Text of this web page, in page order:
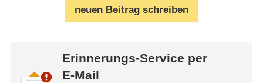
neuen Beitrag schreiben
Erinnerungs-Service per
E-Mail